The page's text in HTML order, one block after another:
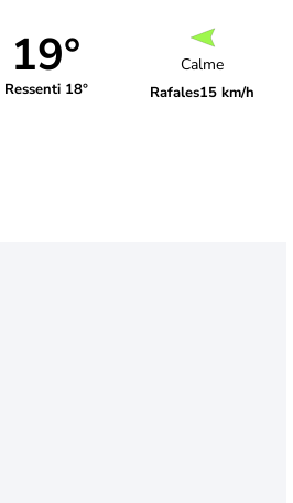
19°
Ressenti 18°
Calme
Rafales15 km/h